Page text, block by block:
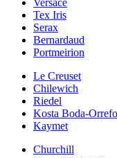
Tex Iris
Serax
Bernardaud
Portmeirion
Le Creuset
Chilewich
Riedel
Kosta Boda-
Kaymet
Churchill